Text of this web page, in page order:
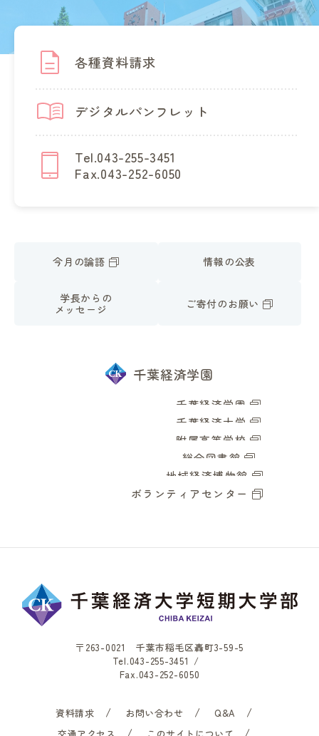
各種資料請求
デジタルパンフレット
Tel.043-255-3451
Fax.043-252-6050
今月の論語 情報の公表
学長からの
メッセージ
ご寄付のお願い
千葉経済学園
千葉経済学園
千葉経済大学
附属高等学校
総合図書館
地域経済博物館
ボランティアセンター
〒263-0021 千葉市稲毛区轟町3-59-5
Tel.043-255-3451 /
Fax.043-252-6050
資料請求 お問い合わせ
Q&A